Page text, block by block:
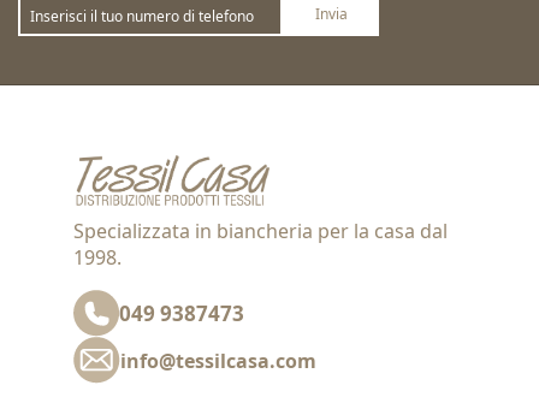
Invia
Specializzata in biancheria per la casa dal
1998.
049 9387473
info@tessilcasa.com